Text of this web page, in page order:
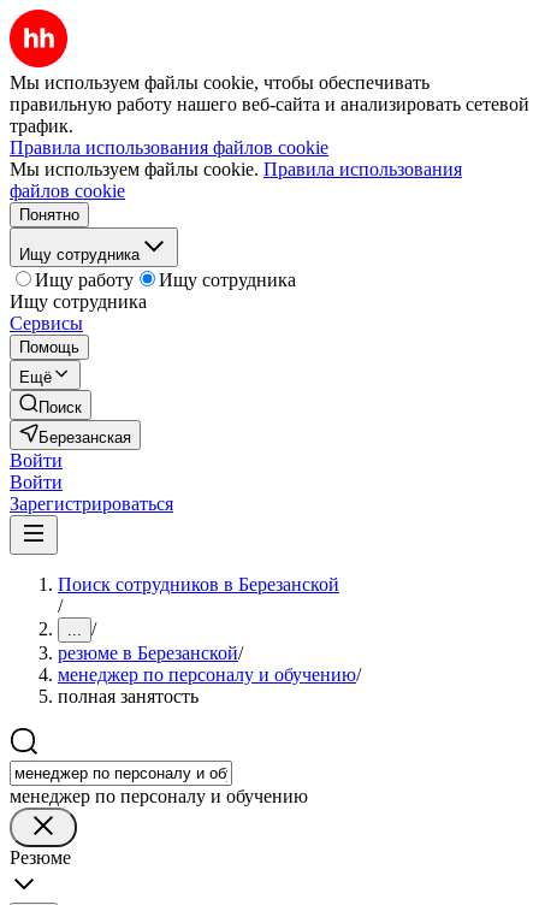
Мы используем файлы cookie, чтобы обеспечивать
правильную работу нашего веб-сайта и анализировать сетевой
трафик.
Правила использования файлов cookie
Мы используем файлы cookie. Правила использования
файлов cookie
Понятно
Ищу сотрудника
Ищу работу
Ищу сотрудника
Ищу сотрудника
Сервисы
Помощь
Ещё
Поиск
Березанская
Войти
Войти
Зарегистрироваться
Поиск сотрудников в Березанской
/
... /
резюме в Березанской/
менеджер по персоналу и обучению/
полная занятость
менеджер по персоналу и обучению
Резюме